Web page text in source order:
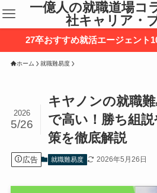
一億人の就職道場コ
社キャリア・
27卒おすすめ就活エージェント
ホーム 就職難易度
キヤノンの就職
で高い！勝ち組
策を徹底解説
2026
5/26
広告 就職難易度 2026年5月26日